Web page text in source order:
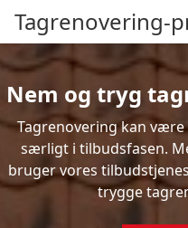
Tagrenovering-
Nem og tryg
Tagrenovering kan
særligt i tilbudsfasen.
bruger vores
trygge